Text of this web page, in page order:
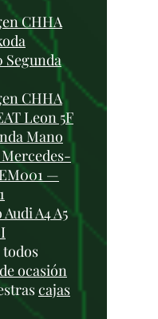
CHHA
Segunda
CHHA
Leon 5F
Mano
—
A4 A5
ocasión
cajas